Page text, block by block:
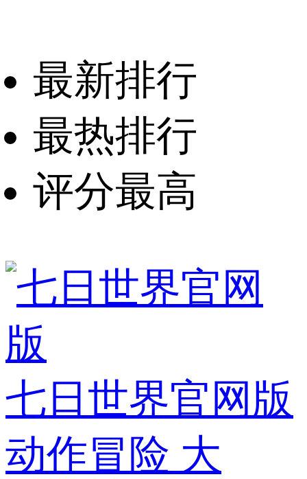
最新排行
最热排行
评分最高
七日世界官网版
动作冒险 大